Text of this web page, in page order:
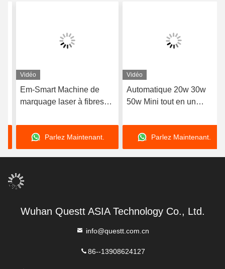
Vidéo
Em-Smart Machine de
marquage laser à fibres
bureau Petit
refroidissement à air
Parlez Maintenant.
Vidéo
Automatique 20w 30w
50w Mini tout en un
Mopa
Parlez Maintenant.
Wuhan Questt ASIA Technology Co., Ltd.
info@questt.com.cn
86--13908624127